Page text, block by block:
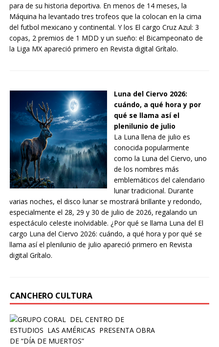
para de su historia deportiva. En menos de 14 meses, la
Máquina ha levantado tres trofeos que la colocan en la cima
del futbol mexicano y continental. Y los El cargo Cruz Azul: 3
copas, 2 premios de 1 MDD y un sueño: el Bicampeonato de
la Liga MX apareció primero en Revista digital Grítalo.
Luna del Ciervo 2026:
cuándo, a qué hora y por
qué se llama así el
plenilunio de julio
La Luna llena de julio es
conocida popularmente
como la Luna del Ciervo, uno
de los nombres más
emblemáticos del calendario
lunar tradicional. Durante
varias noches, el disco lunar se mostrará brillante y redondo,
especialmente el 28, 29 y 30 de julio de 2026, regalando un
espectáculo celeste inolvidable. ¿Por qué se llama Luna del El
cargo Luna del Ciervo 2026: cuándo, a qué hora y por qué se
llama así el plenilunio de julio apareció primero en Revista
digital Grítalo.
CANCHERO CULTURA